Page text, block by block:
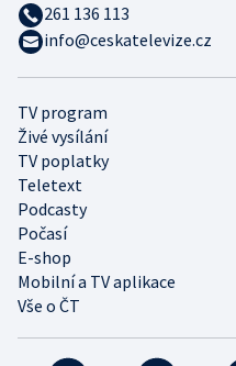
TV program
Živé vysílání
TV poplatky
Teletext
Podcasty
Počasí
E-shop
Mobilní a TV aplikace
Vše o ČT
261 136 113
info@ceskatelevize.cz